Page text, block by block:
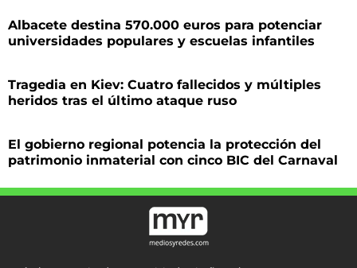
Albacete destina 570.000 euros para potenciar
universidades populares y escuelas infantiles
Tragedia en Kiev: Cuatro fallecidos y múltiples
heridos tras el último ataque ruso
El gobierno regional potencia la protección del
patrimonio inmaterial con cinco BIC del Carnaval